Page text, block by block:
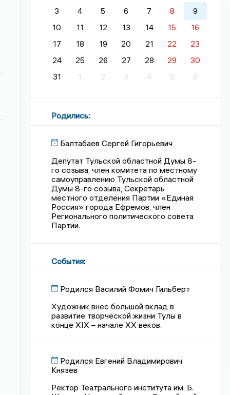
3
4 5 6 7 8
9
10
11 12 13 14 15
16
17
18 19 20 21 22
23
24
25 26 27 28 29
30
31
1 2 3 4 5 6
Родились:
Балтабаев Сергей Гигорьевич
Депутат Тульской областной Думы 8-
го созыва, член комитета по местному
самоуправлению Тульской областной
Думы 8-го созыва, Секретарь
местного отделения Партии «Единая
Россия» города Ефремов, член
Регионального политического совета
Партии.
События:
Родился Василий Фомич Гильберт
Художник внес большой вклад в
развитие творческой жизни Тулы в
конце XIX – начале XX веков.
Родился Евгений Владимирович
Князев
Ректор Театрального института им. Б.